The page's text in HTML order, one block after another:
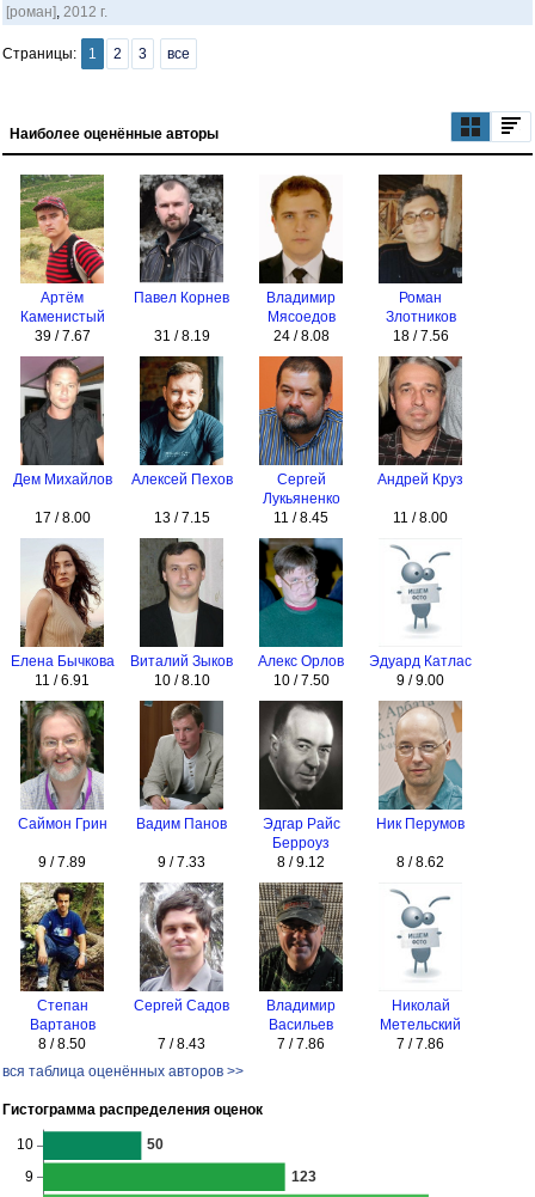
[роман], 2012 г.
Страницы: 1 2 3 все
Наиболее оценённые авторы
Артём
Каменистый
39 / 7.67
Павел Корнев
31 / 8.19
Владимир
Мясоедов
24 / 8.08
Роман
Злотников
18 / 7.56
Дем Михайлов
17 / 8.00
Алексей Пехов
13 / 7.15
Сергей
Лукьяненко
11 / 8.45
Андрей Круз
11 / 8.00
Елена Бычкова
11 / 6.91
Виталий Зыков
10 / 8.10
Алекс Орлов
10 / 7.50
Эдуард Катлас
9 / 9.00
Саймон Грин
9 / 7.89
Вадим Панов
9 / 7.33
Эдгар Райс
Берроуз
8 / 9.12
Ник Перумов
8 / 8.62
Степан
Вартанов
8 / 8.50
Сергей Садов
7 / 8.43
Владимир
Васильев
7 / 7.86
Николай
Метельский
7 / 7.86
вся таблица оценённых авторов >>
Гистограмма распределения оценок